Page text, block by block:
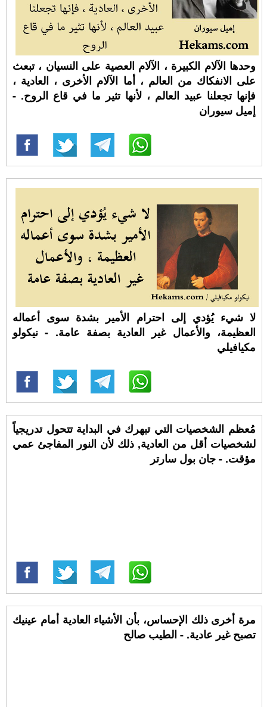
وحدها الآلام الكبيرة ، الآلام العصية على النسيان ، تبعث
على الانفكاك من العالم ، أما الآلام الأخرى ، العادية ،
فإنها تجعلنا عبيد العالم ، لأنها تثير ما في قاع الروح. -
إميل سيوران
لا شيء يُؤدي إلى احترام الأمير بشدة سوى أعماله
العظيمة، والأعمال غير العادية بصفة عامة. - نيكولو
مكيافيلي
مُعظم الشخصيات التي تبهرك في البداية تتحول تدريجياً
لشخصيات أقل من العادية, ذلك لأن النور المفاجئ عمي
مؤقت. - جان بول سارتر
مرة أخرى ذلك الإحساس، بأن الأشياء العادية أمام عينيك
تصبح غير عادية. - الطيب صالح